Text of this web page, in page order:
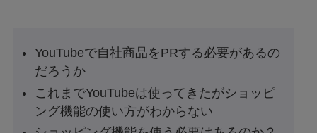
YouTubeで自社商品をPRする必要があるの
だろうか
これまでYouTubeは使ってきたがショッピ
ング機能の使い方がわからない